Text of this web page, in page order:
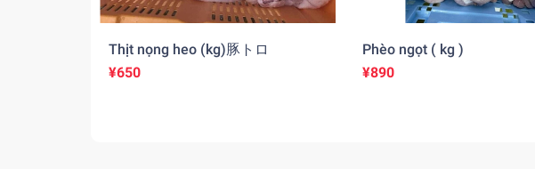
Thịt nọng heo (kg)豚トロ
¥650
Phèo ngọt ( kg )
¥890